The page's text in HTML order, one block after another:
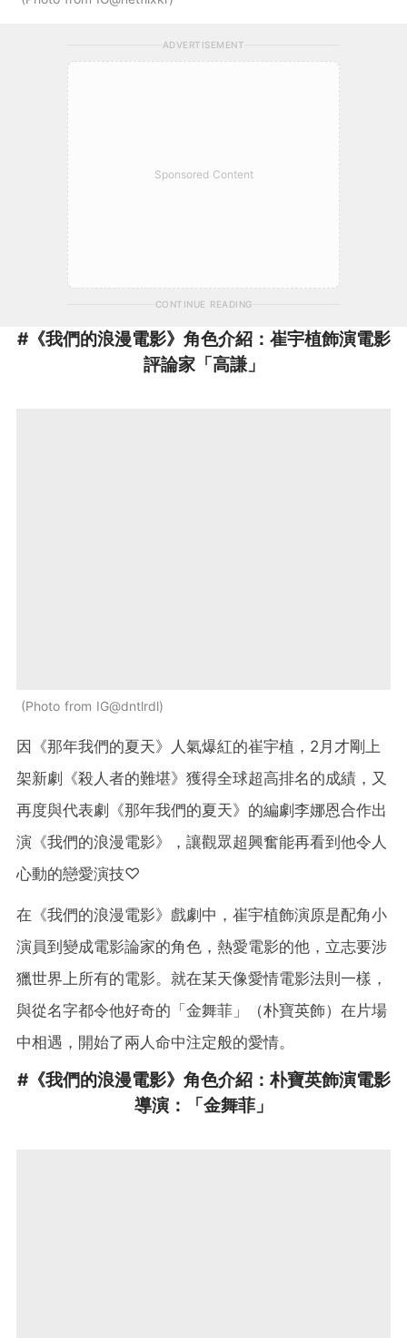
ADVERTISEMENT
Sponsored Content
CONTINUE READING
#《我們的浪漫電影》角色介紹：崔宇植飾演電影
評論家「高謙」
Photo from IG@dntlrdl
因《那年我們的夏天》人氣爆紅的崔宇植，2月才剛上
架新劇《殺人者的難堪》獲得全球超高排名的成績，又
再度與代表劇《那年我們的夏天》的編劇李娜恩合作出
演《我們的浪漫電影》，讓觀眾超興奮能再看到他令人
心動的戀愛演技♡
在《我們的浪漫電影》戲劇中，崔宇植飾演原是配角小
演員到變成電影論家的角色，熱愛電影的他，立志要涉
獵世界上所有的電影。就在某天像愛情電影法則一樣，
與從名字都令他好奇的「金舞菲」（朴寶英飾）在片場
中相遇，開始了兩人命中注定般的愛情。
#《我們的浪漫電影》角色介紹：朴寶英飾演電影
導演：「金舞菲」